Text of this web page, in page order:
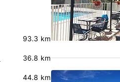
93.3 km
36.8 km
44.8 km